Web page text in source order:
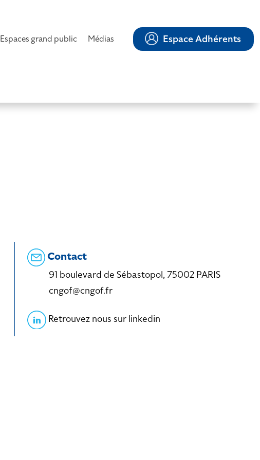
Espaces grand public Médias Espace Adhérents
Contact
91 boulevard de Sébastopol, 75002 PARIS
cngof@cngof.fr
Retrouvez nous sur linkedin